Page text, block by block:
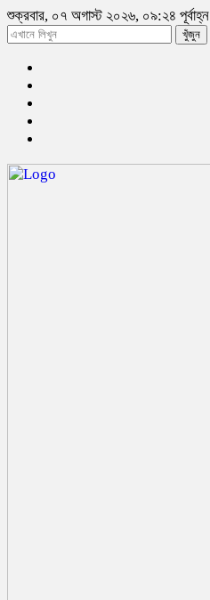
শুক্রবার, ০৭ অগাস্ট ২০২৬, ০৯:২৪ পূর্বাহ্ন
খুঁজুন